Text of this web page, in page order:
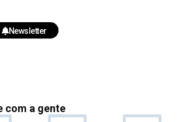
Newsletter
com a gente